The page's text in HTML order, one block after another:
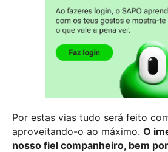
Por estas vias tudo será feito
aproveitando-o ao máximo. O
nosso fiel companheiro, bem